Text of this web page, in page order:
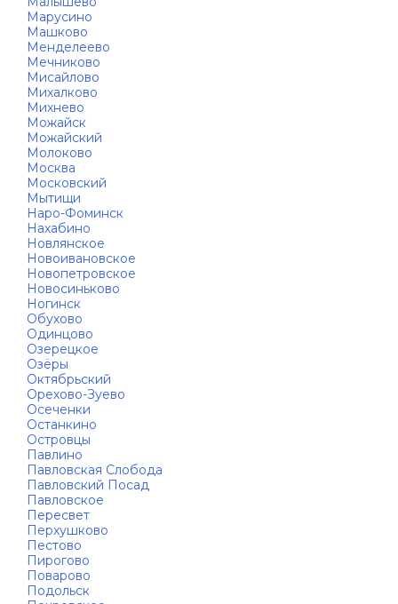
Марусино
Машково
Менделеево
Мечниково
Мисайлово
Михалково
Михнево
Можайск
Можайский
Молоково
Москва
Московский
Мытищи
Наро-Фоминск
Нахабино
Новлянское
Новоивановское
Новопетровское
Новосиньково
Ногинск
Обухово
Одинцово
Озерецкое
Озёры
Октябрьский
Орехово-Зуево
Осеченки
Останкино
Островцы
Павлино
Павловская Слобода
Павловский Посад
Павловское
Пересвет
Перхушково
Пестово
Пирогово
Поварово
Подольск